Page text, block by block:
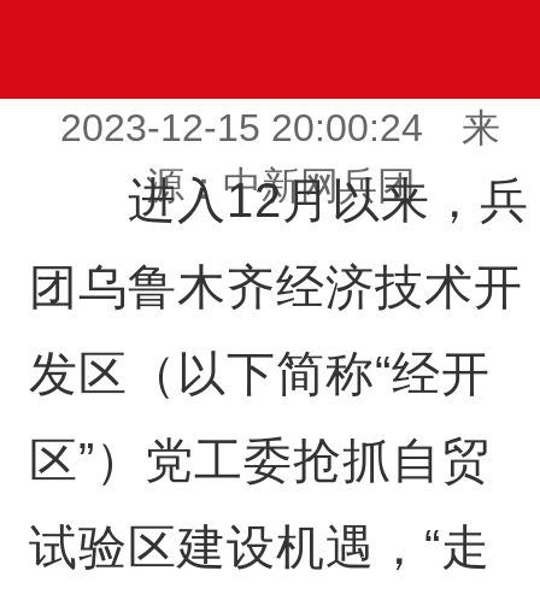
2023-12-15 20:00:24 来
源：中新网兵团
进入12月以来，兵
团乌鲁木齐经济技术开
发区（以下简称“经开
区”）党工委抢抓自贸
试验区建设机遇，“走